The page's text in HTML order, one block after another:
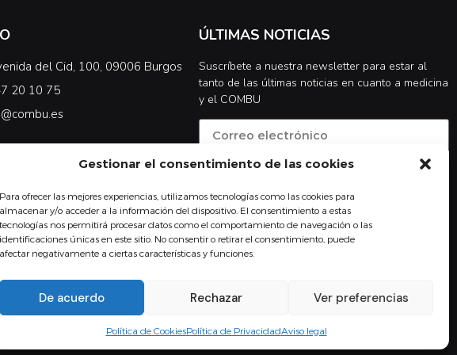
Gestionar el consentimiento de las cookies
Para ofrecer las mejores experiencias, utilizamos tecnologías como las cookies para
almacenar y/o acceder a la información del dispositivo. El consentimiento a estas
tecnologías nos permitirá procesar datos como el comportamiento de navegación o las
identificaciones únicas en este sitio. No consentir o retirar el consentimiento, puede
afectar negativamente a ciertas características y funciones.
De acuerdo Rechazar Ver preferencias
Política de CookiesPolítica de PrivacidadAviso legal
del Cid, 100, 09006 Burgos
20 10 75
ÚLTIMAS NOTICIAS
Suscríbete a nuestra newsletter para estar al
tanto de las últimas noticias en cuanto a medicina
y el COMBU
Acepto lapolítica de privacidad
Suscribirse
Diseño web Difadi.com